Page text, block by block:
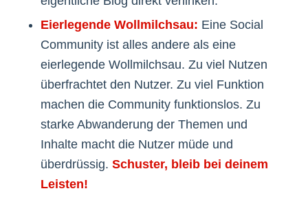
Eierlegende Wollmilchsau: Eine Social
Community ist alles andere als eine
eierlegende Wollmilchsau. Zu viel Nutzen
überfrachtet den Nutzer. Zu viel Funktion
machen die Community funktionslos. Zu
starke Abwanderung der Themen und
Inhalte macht die Nutzer müde und
überdrüssig. Schuster, bleib bei deinem
Leisten!